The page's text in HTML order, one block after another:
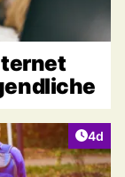
4d